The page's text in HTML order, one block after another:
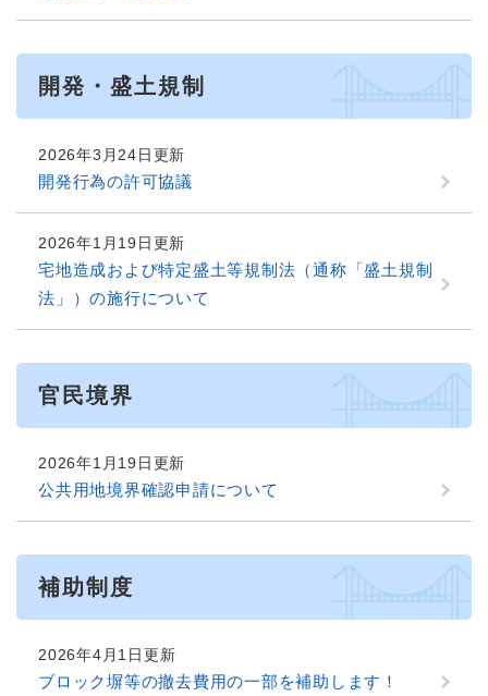
開発・盛土規制
2026年3月24日更新
開発行為の許可協議
2026年1月19日更新
宅地造成および特定盛土等規制法（通称「盛土規制
法」）の施行について
官民境界
2026年1月19日更新
公共用地境界確認申請について
補助制度
2026年4月1日更新
ブロック塀等の撤去費用の一部を補助します！